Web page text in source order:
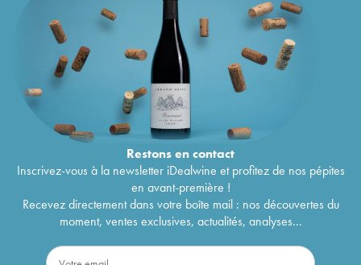
Restons encontact
Inscrivez-vous à la newsletter iDealwine et profitez de nos pépites
en avant-première !
Recevez directement dans votre boîte mail : nos découvertes du
moment, ventes exclusives, actualités, analyses...